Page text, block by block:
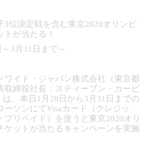
3位決定戦を含む東京2020オリンピ
トが当たる！
3月31日まで～
ワイド・ジャパン株式会社（東京都
取締役社長：スティーブン・カーピ
は、本日1月28日から3月31日までの
ーソンにてVisaカード（クレジッ
プリペイド）を使うと東京2020オリ
ケットが当たるキャンペーンを実施